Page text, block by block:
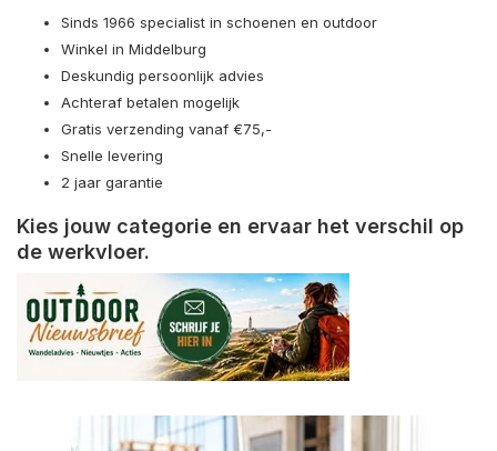
Sinds 1966 specialist in schoenen en outdoor
Winkel in Middelburg
Deskundig persoonlijk advies
Achteraf betalen mogelijk
Gratis verzending vanaf €75,-
Snelle levering
2 jaar garantie
Kies jouw categorie en ervaar het verschil op
de werkvloer.